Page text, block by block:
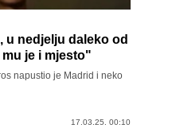
u nedjelju daleko od
je i mjesto"
napustio je Madrid i neko
17.03.25. 00:10